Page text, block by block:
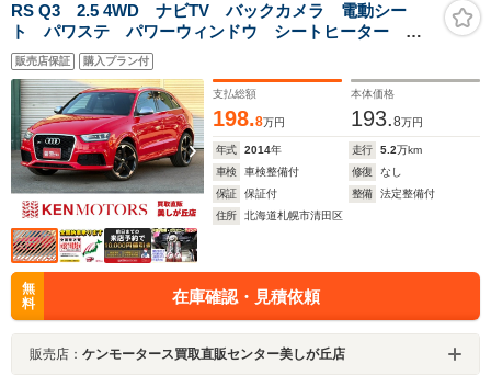
RS Q3 2.5 4WD ナビTV バックカメラ 電動シー
ト パワステ パワーウィンドウ シートヒーター エ
アコン ETC キーレスエントリー アルミホイール
横滑り防止装置
販売店保証 購入プラン付
支払総額
198.8万円
本体価格
193.8万円
年式 2014年 走行 5.2万km
車検
車検整備付 修復
なし
保証
保証付 整備
法定整備付
住所
北海道札幌市清田区
無
料
在庫確認・見積依頼
販売店： ケンモータース買取直販センター美しが丘店